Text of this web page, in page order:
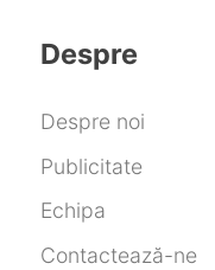
Despre
Despre noi
Publicitate
Echipa
Contactează-ne